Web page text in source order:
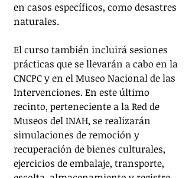
en casos específicos, como desastres
naturales.
El curso también incluirá sesiones
prácticas que se llevarán a cabo en la
CNCPC y en el Museo Nacional de las
Intervenciones. En este último
recinto, perteneciente a la Red de
Museos del INAH, se realizarán
simulaciones de remoción y
recuperación de bienes culturales,
ejercicios de embalaje, transporte,